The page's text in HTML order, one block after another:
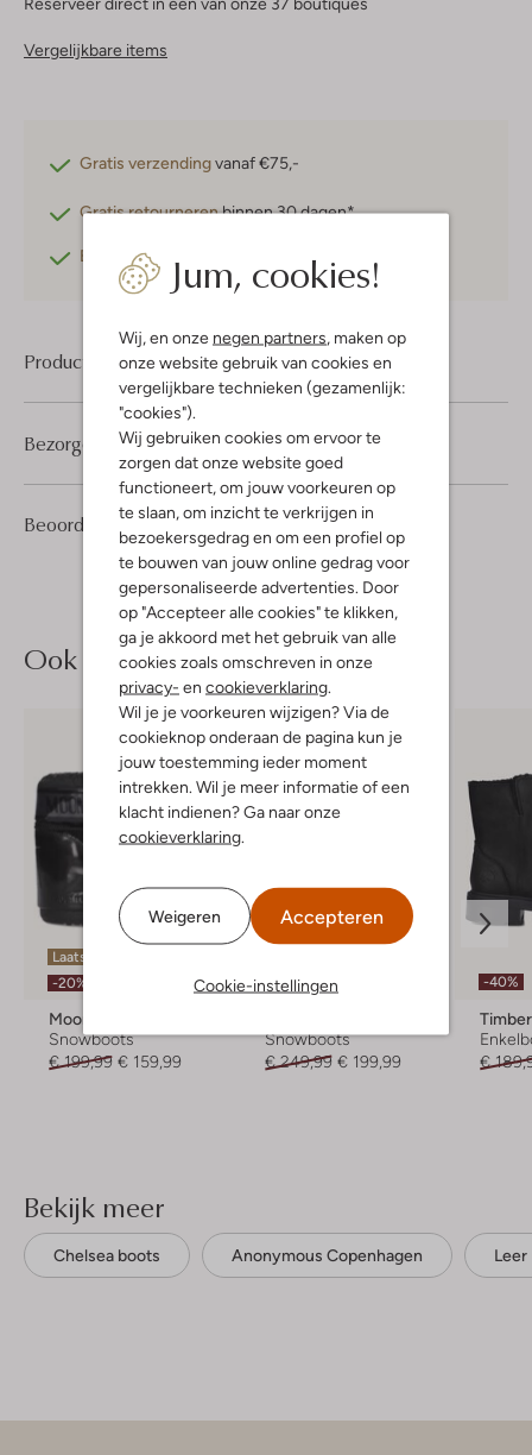
Jum, cookies!
Wij, en onze negen partners, maken op
onze website gebruik van cookies en
vergelijkbare technieken (gezamenlijk:
"cookies").
Wij gebruiken cookies om ervoor te
zorgen dat onze website goed
functioneert, om jouw voorkeuren op
te slaan, om inzicht te verkrijgen in
bezoekersgedrag en om een profiel op
te bouwen van jouw online gedrag voor
gepersonaliseerde advertenties. Door
op "Accepteer alle cookies" te klikken,
ga je akkoord met het gebruik van alle
cookies zoals omschreven in onze
privacy- en cookieverklaring.
Wil je je voorkeuren wijzigen? Via de
cookieknop onderaan de pagina kun je
jouw toestemming ieder moment
intrekken. Wil je meer informatie of een
klacht indienen? Ga naar onze
cookieverklaring.
Weigeren Accepteren
Cookie-instellingen
Vergelijkbare items
Gratis verzendingvanaf €75,-
Gratis retournerenbinnen 30 dagen*
Betaal achteraf
Product informatie
Beoordelingen (1) 1/5
1
1
Ster
Bezorgen & retourneren
Ook iets voor jou?
Laatste item
-20%
Moon Boot
Snowboots
€ 199,99 € 159,99
-20%
Snowboots
€ 249,99 € 199,99
-40%
€
Bekijk meer
Chelsea boots Anonymous Copenhagen Leer